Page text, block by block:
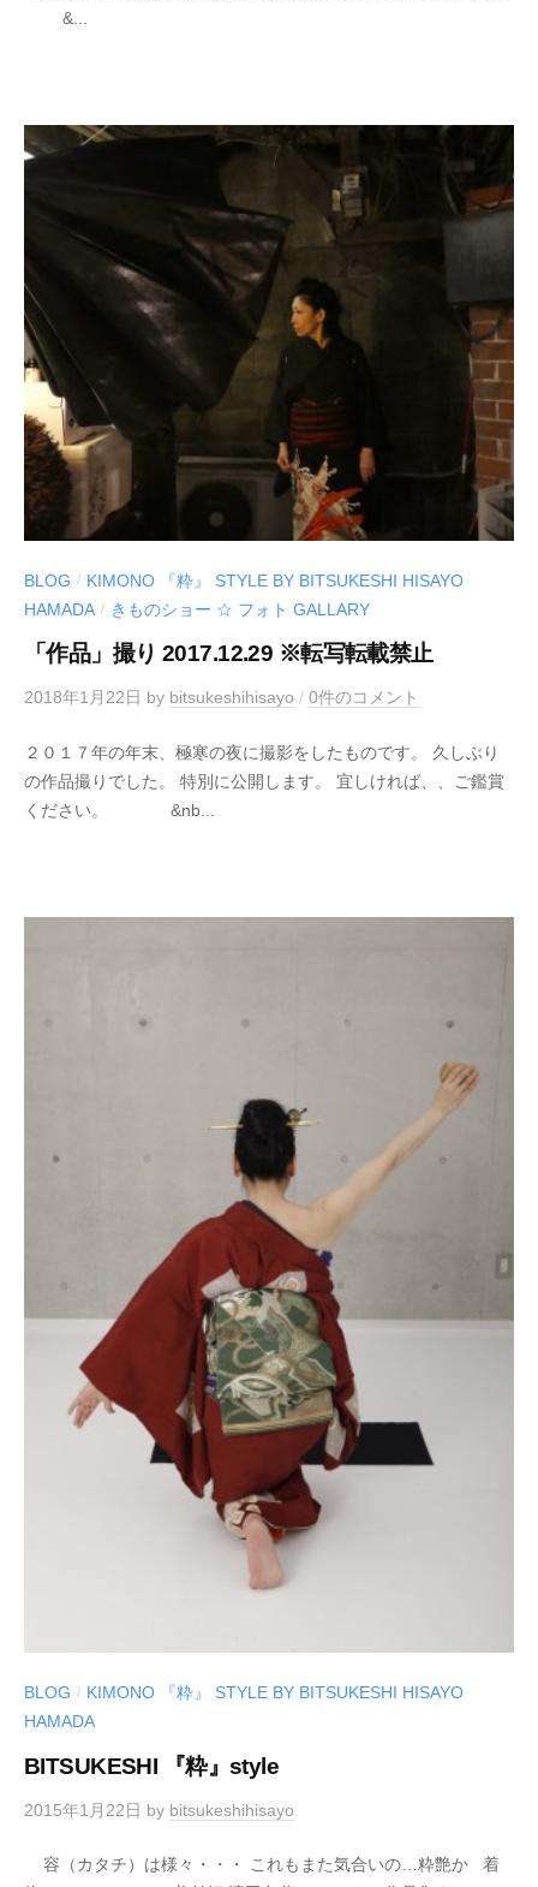
&...
BLOG / KIMONO 『粋』 STYLE BY BITSUKESHI HISAYO
HAMADA / きものショー ☆ フォト GALLARY
「作品」撮り 2017.12.29 ※転写転載禁止
2018年1月22日 by bitsukeshihisayo / 0件のコメント
２０１７年の年末、極寒の夜に撮影をしたものです。 久しぶり
の作品撮りでした。 特別に公開します。 宜しければ、、ご鑑賞
ください。 &nb...
BLOG / KIMONO 『粋』 STYLE BY BITSUKESHI HISAYO
HAMADA
BITSUKESHI 『粋』style
2015年1月22日 by bitsukeshihisayo
容（カタチ）は様々・・・ これもまた気合いの…粋艶か 着